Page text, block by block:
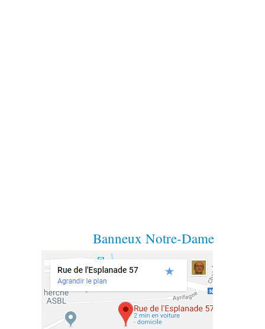
Banneux Notre-Dame